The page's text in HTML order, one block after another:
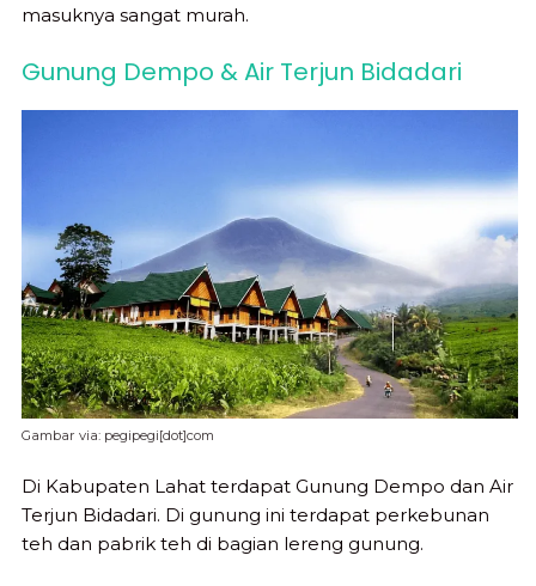
masuknya sangat murah.
Gunung Dempo & Air Terjun Bidadari
Gambar via: pegipegi[dot]com
Di Kabupaten Lahat terdapat Gunung Dempo dan Air
Terjun Bidadari. Di gunung ini terdapat perkebunan
teh dan pabrik teh di bagian lereng gunung.